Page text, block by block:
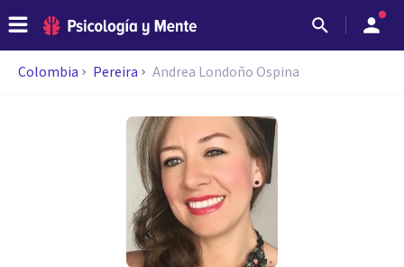
Colombia Pereira Andrea Londoño Ospina